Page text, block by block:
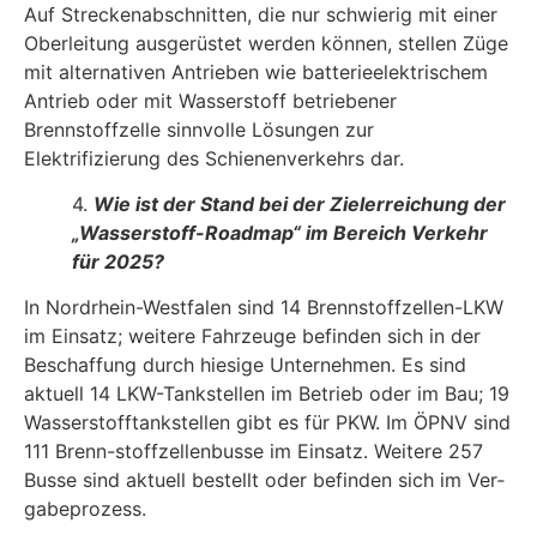
Auf Streckenabschnitten, die nur schwierig mit einer
Oberleitung ausgerüstet werden können, stellen Züge
mit alternativen Antrieben wie batterieelektrischem
Antrieb oder mit Wasserstoff betriebener
Brennstoffzelle sinnvolle Lösungen zur
Elektrifizierung des Schienenverkehrs dar.
4. Wie ist der Stand bei der Zielerreichung der
„Wasserstoff-Roadmap“ im Bereich Verkehr
für 2025?
In Nordrhein-Westfalen sind 14 Brennstoffzellen-LKW
im Einsatz; weitere Fahrzeuge befinden sich in der
Beschaffung durch hiesige Unternehmen. Es sind
aktuell 14 LKW-Tankstellen im Betrieb oder im Bau; 19
Wasserstofftankstellen gibt es für PKW. Im ÖPNV sind
111 Brenn-stoffzellenbusse im Einsatz. Weitere 257
Busse sind aktuell bestellt oder befinden sich im Ver­
gabeprozess.